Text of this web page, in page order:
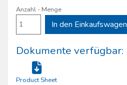
Anzahl - Menge
In den Einkaufswagen
Dokumente verfügbar:
Product Sheet